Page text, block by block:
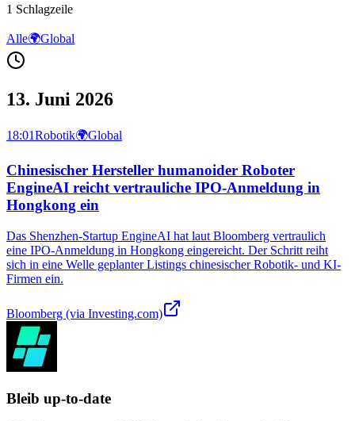
1 Schlagzeile
Alle🌍Global
13. Juni 2026
18:01Robotik🌍Global
Chinesischer Hersteller humanoider Roboter
EngineAI reicht vertrauliche IPO-Anmeldung in
Hongkong ein
Das Shenzhen-Startup EngineAI hat laut Bloomberg vertraulich
eine IPO-Anmeldung in Hongkong eingereicht. Der Schritt reiht
sich in eine Welle geplanter Listings chinesischer Robotik- und KI-
Firmen ein.
Bloomberg (via Investing.com)
Bleib up-to-date